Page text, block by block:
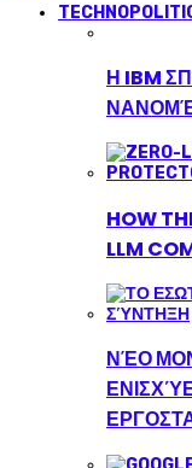
Η IBM
HOW
LLM
ΝΈΟ